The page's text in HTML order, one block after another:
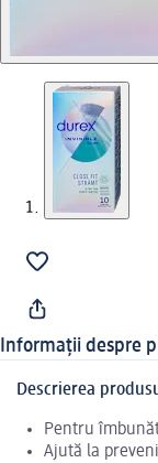
Informații despre
Descrierea
Pentru
Ajută la